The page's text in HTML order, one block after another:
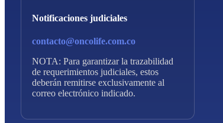
Notificaciones judiciales
contacto@oncolife.com.co
NOTA: Para garantizar la trazabilidad
de requerimientos judiciales, estos
deberán remitirse exclusivamente al
correo electrónico indicado.